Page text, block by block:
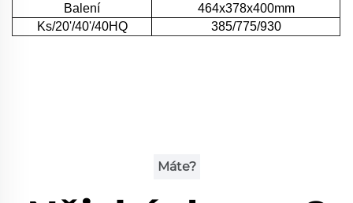
Balení
464x378x400mm
Ks/20'/40'/40HQ
385/775/930
Máte?